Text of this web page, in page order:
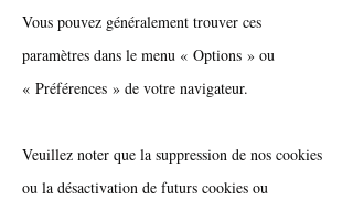
Vous pouvez généralement trouver ces
paramètres dans le menu « Options » ou
« Préférences » de votre navigateur.
Veuillez noter que la suppression de nos cookies
ou la désactivation de futurs cookies ou